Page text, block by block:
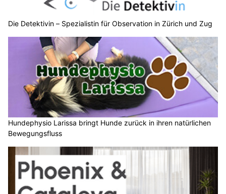
Die Detektivin – Spezialistin für Observation in Zürich und Zug
Hundephysio Larissa bringt Hunde zurück in ihren natürlichen
Bewegungsfluss